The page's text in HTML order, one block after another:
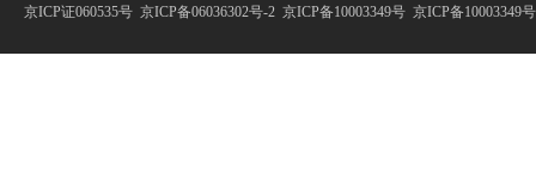
京ICP证060535号 京ICP备06036302号-2 京ICP备10003349号 京ICP备10003349